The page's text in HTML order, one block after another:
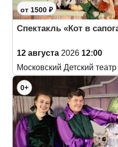
от 1500 ₽
Спектакль «Кот в
12 августа 2026 12:00
Московский Детский
0+